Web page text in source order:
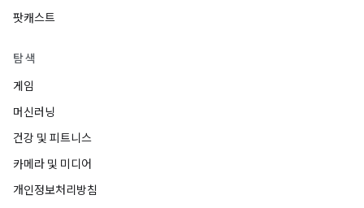
팟캐스트
탐색
게임
머신러닝
건강 및 피트니스
카메라 및 미디어
개인정보처리방침